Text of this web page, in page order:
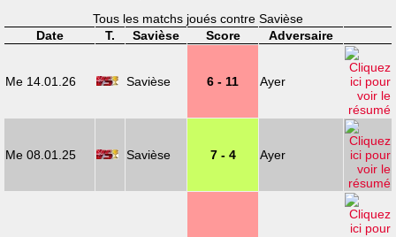
Tous les matchs joués contre Savièse
Date
T. Savièse Score Adversaire
Me 14.01.26 Savièse 6 - 11 Ayer
Me 08.01.25 Savièse 7 - 4 Ayer